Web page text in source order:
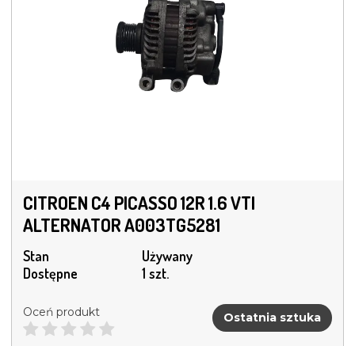
CITROEN C4 PICASSO 12R 1.6 VTI
ALTERNATOR A003TG5281
Stan
Używany
Dostępne
1 szt.
Oceń produkt Ostatnia sztuka